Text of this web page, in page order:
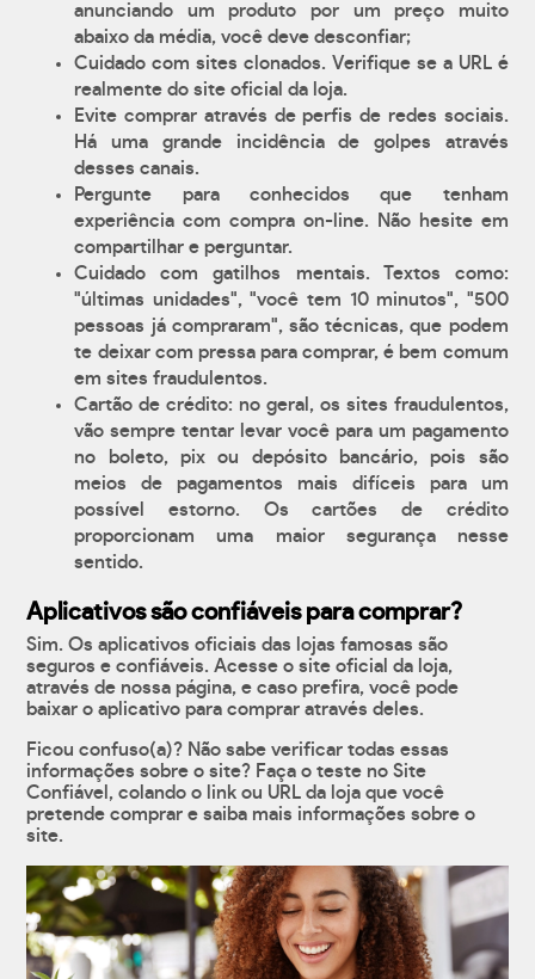
anunciando um produto por um preço muito
abaixo da média, você deve desconfiar;
Cuidado com sites clonados. Verifique se a URL é
realmente do site oficial da loja.
Evite comprar através de perfis de redes sociais.
Há uma grande incidência de golpes através
desses canais.
Pergunte para conhecidos que tenham
experiência com compra on-line. Não hesite em
compartilhar e perguntar.
Cuidado com gatilhos mentais. Textos como:
"últimas unidades", "você tem 10 minutos", "500
pessoas já compraram", são técnicas, que podem
te deixar com pressa para comprar, é bem comum
em sites fraudulentos.
Cartão de crédito: no geral, os sites fraudulentos,
vão sempre tentar levar você para um pagamento
no boleto, pix ou depósito bancário, pois são
meios de pagamentos mais difíceis para um
possível estorno. Os cartões de crédito
proporcionam uma maior segurança nesse
sentido.
Aplicativos são confiáveis para comprar?
Sim. Os aplicativos oficiais das lojas famosas são
seguros e confiáveis. Acesse o site oficial da loja,
através de nossa página, e caso prefira, você pode
baixar o aplicativo para comprar através deles.
Ficou confuso(a)? Não sabe verificar todas essas
informações sobre o site? Faça o teste no Site
Confiável, colando o link ou URL da loja que você
pretende comprar e saiba mais informações sobre o
site.